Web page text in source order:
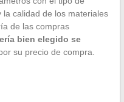
calidad de los materiales
de las compras
bien elegido se
su precio de compra.